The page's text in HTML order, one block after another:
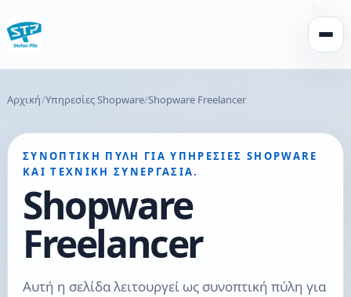
Αρχική Υπηρεσίες Shopware Shopware Freelancer
ΣΥΝΟΠΤΙΚΉ ΠΎΛΗ ΓΙΑ ΥΠΗΡΕΣΊΕΣ SHOPWARE
ΚΑΙ ΤΕΧΝΙΚΉ ΣΥΝΕΡΓΑΣΊΑ.
Shopware
Freelancer
Αυτή η σελίδα λειτουργεί ως συνοπτική πύλη για